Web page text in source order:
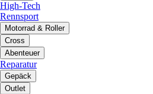
High-Tech
Rennsport
Motorrad & Roller
Cross
Abenteuer
Reparatur
Gepäck
Outlet